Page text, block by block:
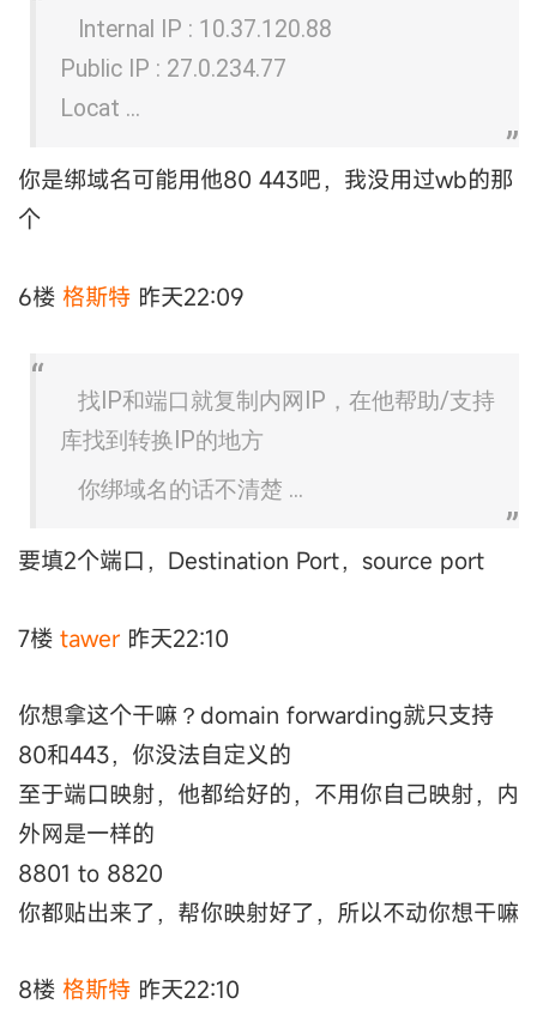
Internal IP : 10.37.120.88
Public IP : 27.0.234.77
Locat ...
你是绑域名可能用他80 443吧，我没用过wb的那
个
6楼 格斯特 昨天22:09
找IP和端口就复制内网IP，在他帮助/支持
库找到转换IP的地方
你绑域名的话不清楚 ...
要填2个端口，Destination Port，source port
7楼 tawer 昨天22:10
你想拿这个干嘛？domain forwarding就只支持
80和443，你没法自定义的
至于端口映射，他都给好的，不用你自己映射，内
外网是一样的
8801 to 8820
你都贴出来了，帮你映射好了，所以不动你想干嘛
8楼 格斯特 昨天22:10